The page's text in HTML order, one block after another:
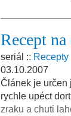
Recept
seriál :: Recepty
03.10.2007
Článek je určen
rychle upéct
zraku a chuti